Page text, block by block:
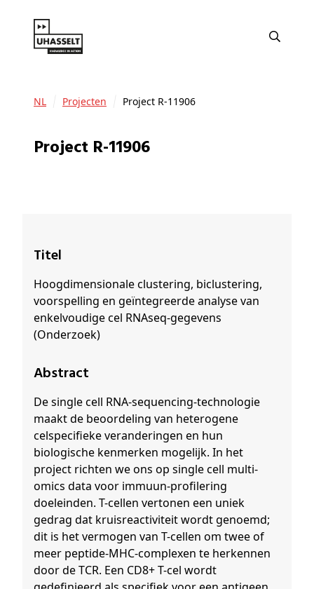
NL Projecten Project R-11906
Project R-11906
Titel
Hoogdimensionale clustering, biclustering,
voorspelling en geïntegreerde analyse van
enkelvoudige cel RNAseq-gegevens
(Onderzoek)
Abstract
De single cell RNA-sequencing-technologie
maakt de beoordeling van heterogene
celspecifieke veranderingen en hun
biologische kenmerken mogelijk. In het
project richten we ons op single cell multi-
omics data voor immuun-profilering
doeleinden. T-cellen vertonen een uniek
gedrag dat kruisreactiviteit wordt genoemd;
dit is het vermogen van T-cellen om twee of
meer peptide-MHC-complexen te herkennen
door de TCR. Een CD8+ T-cel wordt